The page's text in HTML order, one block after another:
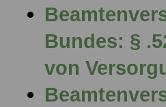
Bundes: §
von